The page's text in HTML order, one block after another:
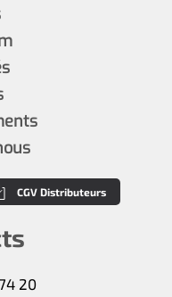
CGV Distributeurs
20